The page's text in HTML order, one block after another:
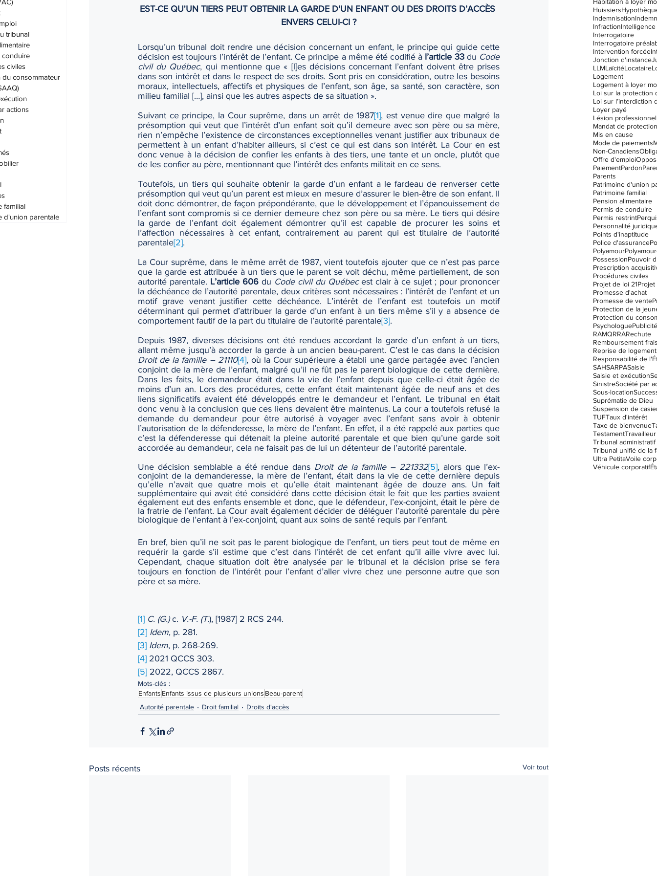
tribunal
conduire
civiles
du consommateur
actions
familial
d'union parentale
EST-CE QU'UN TIERS PEUT OBTENIR LA GARDE D'UN ENFANT OU DES DROITS D’ACCÈS
ENVERS CELUI-CI ?
Lorsqu’un tribunal doit rendre une décision concernant un enfant, le principe qui guide cette
décision est toujours l’intérêt de l’enfant. Ce principe a même été codifié à l’article 33 du Code
civil du Québec, qui mentionne que « [l]es décisions concernant l’enfant doivent être prises
dans son intérêt et dans le respect de ses droits. Sont pris en considération, outre les besoins
moraux, intellectuels, affectifs et physiques de l’enfant, son âge, sa santé, son caractère, son
milieu familial […], ainsi que les autres aspects de sa situation ».
Suivant ce principe, la Cour suprême, dans un arrêt de 1987[1], est venue dire que malgré la
présomption qui veut que l’intérêt d’un enfant soit qu’il demeure avec son père ou sa mère,
rien n’empêche l’existence de circonstances exceptionnelles venant justifier aux tribunaux de
permettent à un enfant d’habiter ailleurs, si c’est ce qui est dans son intérêt. La Cour en est
donc venue à la décision de confier les enfants à des tiers, une tante et un oncle, plutôt que
de les confier au père, mentionnant que l’intérêt des enfants militait en ce sens.
Toutefois, un tiers qui souhaite obtenir la garde d’un enfant a le fardeau de renverser cette
présomption qui veut qu’un parent est mieux en mesure d’assurer le bien-être de son enfant. Il
doit donc démontrer, de façon prépondérante, que le développement et l’épanouissement de
l’enfant sont compromis si ce dernier demeure chez son père ou sa mère. Le tiers qui désire
la garde de l’enfant doit également démontrer qu’il est capable de procurer les soins et
l’affection nécessaires à cet enfant, contrairement au parent qui est titulaire de l’autorité
parentale[2].
La Cour suprême, dans le même arrêt de 1987, vient toutefois ajouter que ce n’est pas parce
que la garde est attribuée à un tiers que le parent se voit déchu, même partiellement, de son
autorité parentale. L’article 606 du Code civil du Québec est clair à ce sujet ; pour prononcer
la déchéance de l’autorité parentale, deux critères sont nécessaires : l’intérêt de l’enfant et un
motif grave venant justifier cette déchéance. L’intérêt de l’enfant est toutefois un motif
déterminant qui permet d’attribuer la garde d’un enfant à un tiers même s’il y a absence de
comportement fautif de la part du titulaire de l’autorité parentale[3].
Depuis 1987, diverses décisions ont été rendues accordant la garde d’un enfant à un tiers,
Droit de la famille – 21110[4], où la Cour supérieure a établi une garde partagée avec l’ancien
conjoint de la mère de l’enfant, malgré qu’il ne fût pas le parent biologique de cette dernière.
Dans les faits, le demandeur était dans la vie de l’enfant depuis que celle-ci était âgée de
moins d’un an. Lors des procédures, cette enfant était maintenant âgée de neuf ans et des
liens significatifs avaient été développés entre le demandeur et l’enfant. Le tribunal en était
donc venu à la conclusion que ces liens devaient être maintenus. La cour a toutefois refusé la
demande du demandeur pour être autorisé à voyager avec l’enfant sans avoir à obtenir
l’autorisation de la défenderesse, la mère de l’enfant. En effet, il a été rappelé aux parties que
c’est la défenderesse qui détenait la pleine autorité parentale et que bien qu’une garde soit
accordée au demandeur, cela ne faisait pas de lui un détenteur de l’autorité parentale.
Une décision semblable a été rendue dans Droit de la famille – 221332[5], alors que l’ex-
conjoint de la demanderesse, la mère de l’enfant, était dans la vie de cette dernière depuis
qu’elle n’avait que quatre mois et qu’elle était maintenant âgée de douze ans. Un fait
supplémentaire qui avait été considéré dans cette décision était le fait que les parties avaient
également eut des enfants ensemble et donc, que le défendeur, l’ex-conjoint, était le père de
la fratrie de l’enfant. La Cour avait également décider de déléguer l’autorité parentale du père
biologique de l’enfant à l’ex-conjoint, quant aux soins de santé requis par l’enfant.
En bref, bien qu’il ne soit pas le parent biologique de l’enfant, un tiers peut tout de même en
requérir la garde s’il estime que c’est dans l’intérêt de cet enfant qu’il aille vivre avec lui.
Cependant, chaque situation doit être analysée par le tribunal et la décision prise se fera
toujours en fonction de l’intérêt pour l’enfant d’aller vivre chez une personne autre que son
père et sa mère.
[1] C. (G.) c. V.-F. (T.), [1987] 2 RCS 244.
[2] Idem, p. 281.
[3] Idem, p. 268-269.
[4] 2021 QCCS 303.
[5] 2022, QCCS 2867.
Mots-clés :
Enfants Enfants issus de plusieurs unions Beau-parent
Autorité parentale
Droit familial Droits d'accès
Posts récents Voir tout
Huissiers
Indemnisation
Infraction
Interrogatoire
Interrogatoire
Intervention forcée
Jonction d'instance
LLMLaïcitéLocataire
Logement
Logement à loyer
Loyer payé
Lésion
Mandat de protection
Mis en cause
Mode de paiements
Non-Canadiens
Offre d'emploi
PaiementPardon
Parents
Patrimoine d'union
Patrimoine familial
Pension alimentaire
Permis de conduire
Permis restrint
Personnalité
Points d'inaptitude
Police d'assurance
Polyamour
PossessionPouvoir
Prescription
Procédures civiles
Projet de loi 21Projet
Promesse d'achat
Promesse de vente
Protection de la
Protection du
Psychologue
RAMQRRARechute
Remboursement
Reprise de logement
Responsabilité de
SAHSARPASaisie
Saisie et exécution
SinistreSociété par
Sous-location
Suprématie de Dieu
Suspension de
TUFTaux d'intérêt
Taxe de bienvenue
Testament
Tribunal unifié de la
Ultra PetitaVoile
Véhicule corporatif